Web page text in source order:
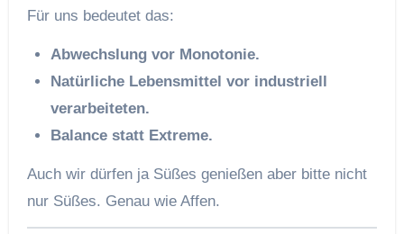
Für uns bedeutet das:
Abwechslung vor Monotonie.
Natürliche Lebensmittel vor industriell
verarbeiteten.
Balance statt Extreme.
Auch wir dürfen ja Süßes genießen aber bitte nicht
nur Süßes. Genau wie Affen.